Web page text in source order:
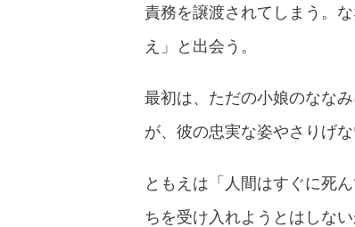
責務を譲渡されてしまう。
え」と出会う。
最初は、ただの小娘のなな
が、彼の忠実な姿やさりげ
ともえは「人間はすぐに死
ちを受け入れようとはしな